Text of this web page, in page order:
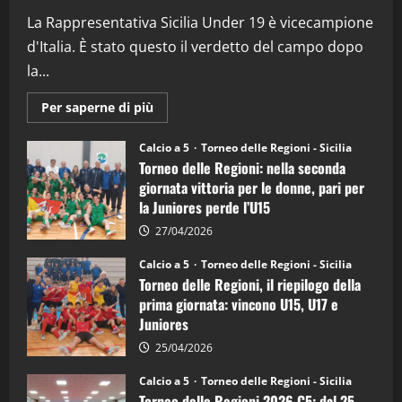
08/04/2026
La Rappresentativa Sicilia Under 19 è vicecampione
d'Italia. È stato questo il verdetto del campo dopo
la...
Per saperne di più
informazioni
Torneo
delle
Regioni
di
calcio
a
5:
la
Juniores
è
vicecampione
d’Italia
Calcio a 5 Torneo delle Regioni - Sicilia
Torneo delle Regioni: nella seconda
giornata vittoria per le donne, pari per
la Juniores perde l’U15
27/04/2026
Calcio a 5 Torneo delle Regioni - Sicilia
Torneo delle Regioni, il riepilogo della
prima giornata: vincono U15, U17 e
Juniores
25/04/2026
Calcio a 5 Torneo delle Regioni - Sicilia